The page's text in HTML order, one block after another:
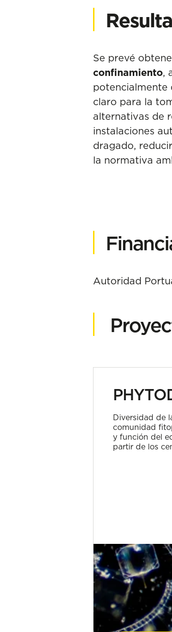
Se prevé
confinamiento,
potencialmente
claro para la
alternativas de
instalaciones
dragado,
la normativa
Autoridad
Diversidad de
comunidad
y función del
partir de los